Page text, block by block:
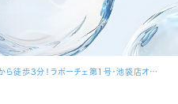
徒歩3分！ラポーチェ第1号・池袋店オープン！